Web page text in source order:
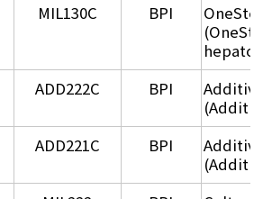
MIL130C BPI
ADD222C BPI
ADD221C BPI